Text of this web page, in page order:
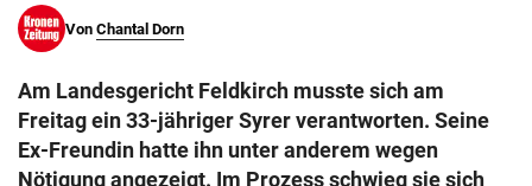
search
eingeben
Von Chantal Dorn
Am Landesgericht Feldkirch musste sich am
Freitag ein 33-jähriger Syrer verantworten. Seine
Ex-Freundin hatte ihn unter anderem wegen
Nötigung angezeigt. Im Prozess schwieg sie sich